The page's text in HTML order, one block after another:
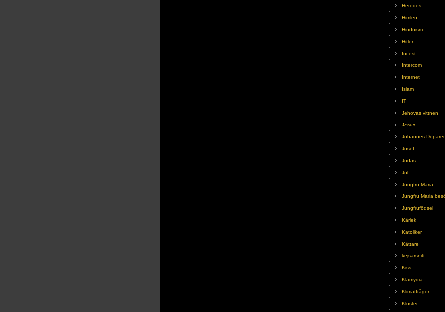
Herodes
Himlen
Hinduism
Hitler
Incest
Intercom
Internet
Islam
IT
Jehovas vittnen
Jesus
Johannes
Josef
Judas
Jul
Jungfru Maria
Jungfru Maria
Jungfrufödsel
Kärlek
Katoliker
Kättare
kejsarsnitt
Kiss
Klamydia
Klimatfrågor
Kloster